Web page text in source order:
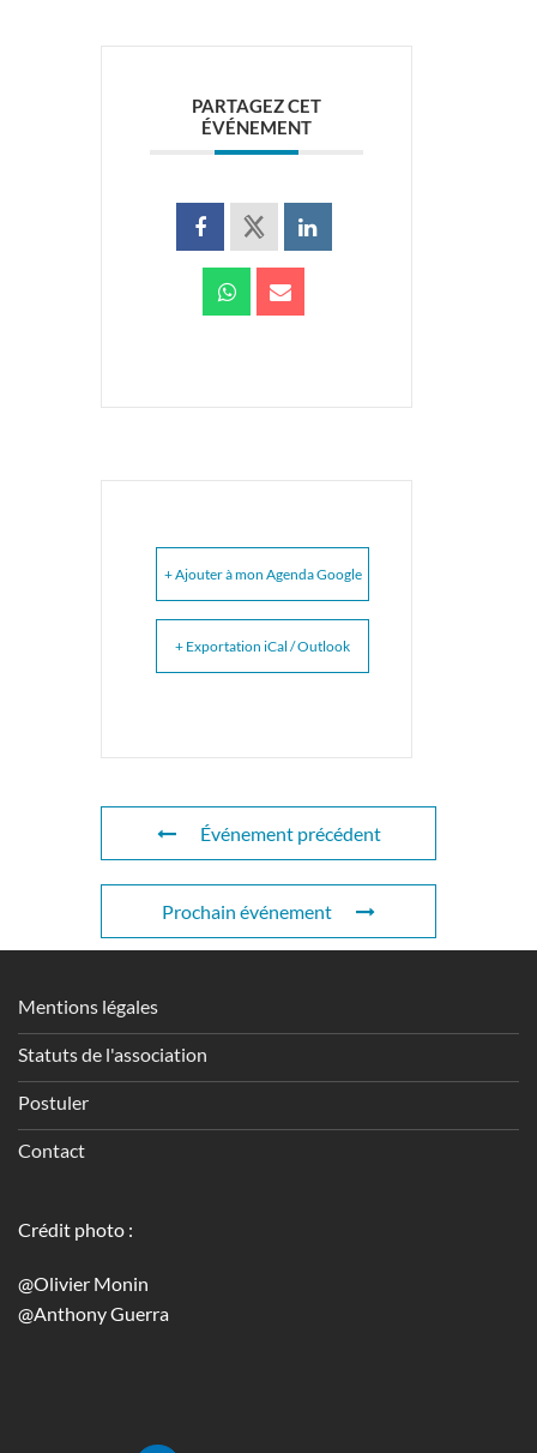
PARTAGEZ CET
ÉVÉNEMENT
+ Ajouter à mon Agenda Google
+ Exportation iCal / Outlook
Événement précédent
Prochain événement
Mentions légales
Statuts de l'association
Postuler
Contact
Crédit photo :
@Olivier Monin
@Anthony Guerra